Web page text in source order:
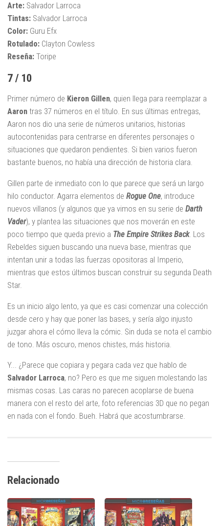
Arte: Salvador Larroca
Tintas: Salvador Larroca
Color: Guru Efx
Rotulado: Clayton Cowless
Reseña: Toripe
7 / 10
Primer número de Kieron Gillen, quien llega para reemplazar a
Aaron tras 37 números en el título. En sus últimas entregas,
Aaron nos dio una serie de números unitarios, historias
autocontenidas para centrarse en diferentes personajes o
situaciones que quedaron pendientes. Si bien varios fueron
bastante buenos, no había una dirección de historia clara.
Gillen parte de inmediato con lo que parece que será un largo
hilo conductor. Agarra elementos de Rogue One, introduce
nuevos villanos (y algunos que ya vimos en su serie de Darth
Vader), y plantea las situaciones que nos moverán en este
poco tiempo que queda previo a The Empire Strikes Back. Los
Rebeldes siguen buscando una nueva base, mientras que
intentan unir a todas las fuerzas opositoras al Imperio,
mientras que estos últimos buscan construir su segunda Death
Star.
Es un inicio algo lento, ya que es casi comenzar una colección
desde cero y hay que poner las bases, y sería algo injusto
juzgar ahora el cómo lleva la cómic. Sin duda se nota el cambio
de tono. Más oscuro, menos chistes, más historia.
Y... ¿Parece que copiara y pegara cada vez que hablo de
Salvador Larroca, no? Pero es que me siguen molestando las
mismas cosas. Las caras no parecen acoplarse de buena
manera con el resto del arte, foto referencias 3D que no pegan
en nada con el fondo. Bueh. Habrá que acostumbrarse.
Relacionado